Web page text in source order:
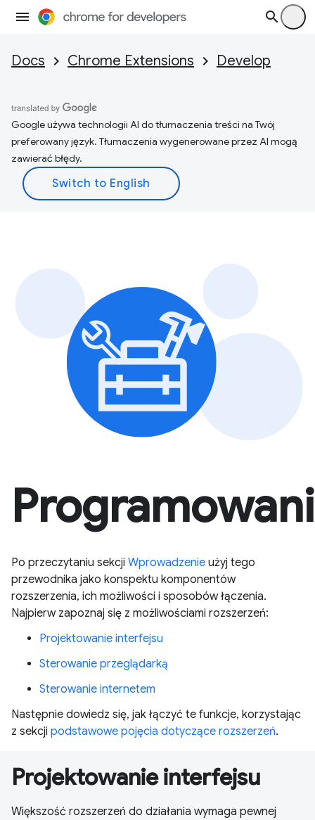
Docs Chrome Extensions Develop
Google używa technologii AI do tłumaczenia treści na Twój
preferowany język. Tłumaczenia wygenerowane przez AI mogą
zawierać błędy.
Po przeczytaniu sekcji Wprowadzenie użyj tego
przewodnika jako konspektu komponentów
rozszerzenia, ich możliwości i sposobów łączenia.
Najpierw zapoznaj się z możliwościami rozszerzeń:
Projektowanie interfejsu
Sterowanie przeglądarką
Sterowanie internetem
Następnie dowiedz się, jak łączyć te funkcje, korzystając
z sekcji podstawowe pojęcia dotyczące rozszerzeń.
Projektowanie interfejsu
Większość rozszerzeń do działania wymaga pewnej